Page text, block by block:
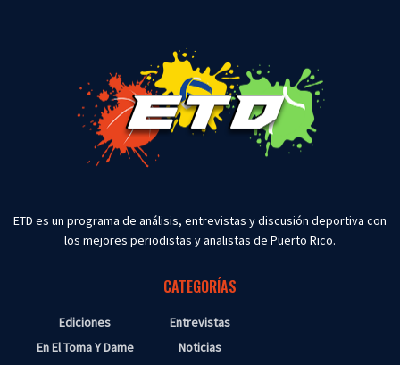
ETD es un programa de análisis, entrevistas y discusión deportiva con
los mejores periodistas y analistas de Puerto Rico.
CATEGORÍAS
Ediciones
En El Toma Y Dame
Entrevistas
Noticias